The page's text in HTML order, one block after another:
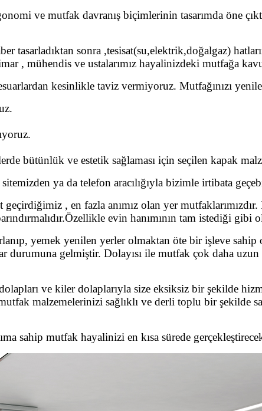
ve mutfak davranış biçimlerinin tasarımda öne
tasarladıktan sonra ,tesisat(su,elektrik,doğalgaz)
, mühendis ve ustalarımız hayalinizdeki mutfağa
kesinlikle taviz vermiyoruz. Mutfağınızı
bütünlük ve estetik sağlaması için seçilen kapak
ya da telefon aracılığıyla bizimle irtibata
, en fazla anımız olan yer mutfaklarımızdır.
evin hanımının tam istediği gibi
yemek yenilen yerler olmaktan öte bir işleve
durumuna gelmiştir. Dolayısı ile mutfak çok daha
ve kiler dolaplarıyla size eksiksiz bir şekilde
malzemelerinizi sağlıklı ve derli toplu bir şekilde
sahip mutfak hayalinizi en kısa sürede